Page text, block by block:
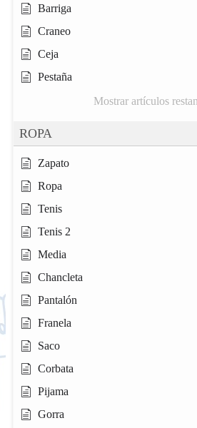
Barriga
Craneo
Ceja
Pestaña
Mostrar artículos
ROPA
Zapato
Ropa
Tenis
Tenis 2
Media
Chancleta
Pantalón
Franela
Saco
Corbata
Pijama
Gorra